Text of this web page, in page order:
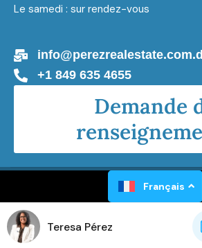
Le samedi : sur rendez-vous
+1 849 635 4655
Demande
Perez Real Estate Tous droits réservés 2026
Propulsé par Gaël Luxen
Français
Teresa Pérez